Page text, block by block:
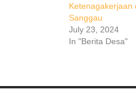
Ketenagakerjaan
Sanggau
July 23, 2024
In "Berita Desa"